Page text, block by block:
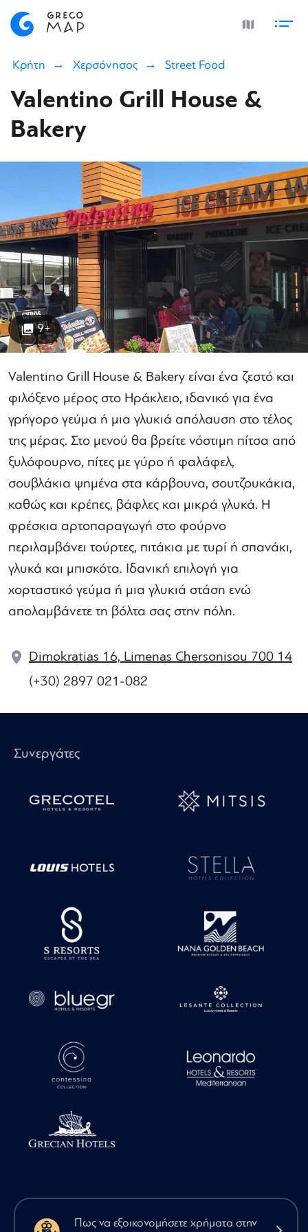
Κρήτη Χερσόνησος Street Food
Valentino Grill House &
Bakery
9+
Valentino Grill House & Bakery είναι ένα ζεστό και
φιλόξενο μέρος στο Ηράκλειο, ιδανικό για ένα
γρήγορο γεύμα ή μια γλυκιά απόλαυση στο τέλος
της μέρας. Στο μενού θα βρείτε νόστιμη πίτσα από
ξυλόφουρνο, πίτες με γύρο ή φαλάφελ,
σουβλάκια ψημένα στα κάρβουνα, σουτζουκάκια,
καθώς και κρέπες, βάφλες και μικρά γλυκά. Η
φρέσκια αρτοπαραγωγή στο φούρνο
περιλαμβάνει τούρτες, πιτάκια με τυρί ή σπανάκι,
γλυκά και μπισκότα. Ιδανική επιλογή για
χορταστικό γεύμα ή μια γλυκιά στάση ενώ
απολαμβάνετε τη βόλτα σας στην πόλη.
Dimokratias 16, Limenas Chersonisou 700 14
(+30) 2897 021-082
Συνεργάτες
Πως να εξοικονομήσετε χρήματα στην